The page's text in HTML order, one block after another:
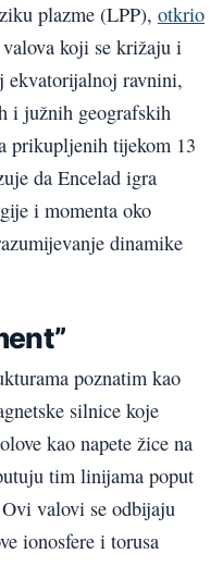
plazme (LPP), otkrio
koji se križaju i
ekvatorijalnoj ravnini,
i južnih geografskih
prikupljenih tijekom 13
da Encelad igra
i momenta oko
dinamike
poznatim kao
silnice koje
kao napete žice na
tim linijama poput
valovi se odbijaju
ionosfere i torusa